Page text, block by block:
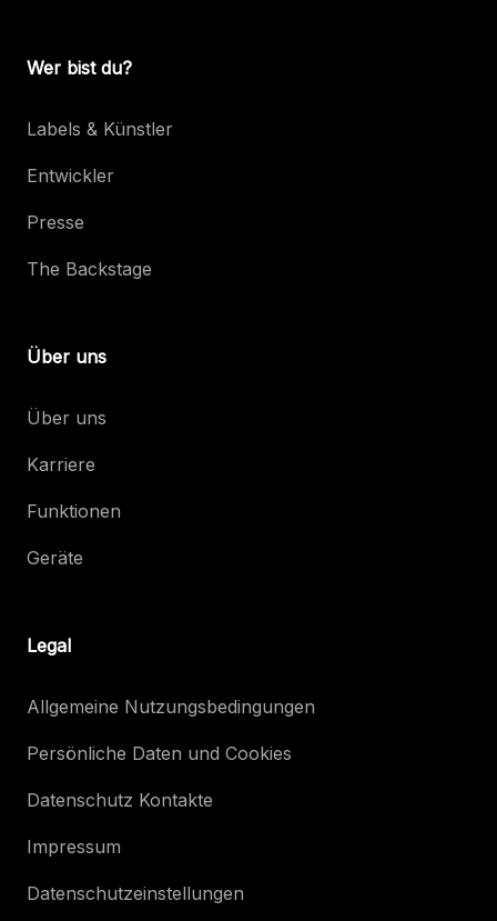
Wer bist du?
Labels & Künstler
Entwickler
Presse
The Backstage
Über uns
Über uns
Karriere
Funktionen
Geräte
Legal
Allgemeine Nutzungsbedingungen
Persönliche Daten und Cookies
Datenschutz Kontakte
Impressum
Datenschutzeinstellungen